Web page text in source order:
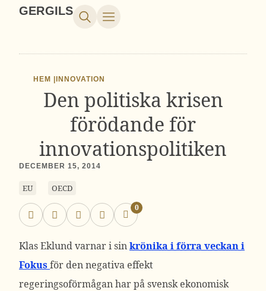
GERGILS
HEM | INNOVATION
Den politiska krisen
förödande för
innovationspolitiken
DECEMBER 15, 2014
EU OECD
0
Klas Eklund varnar i sinkrönika i förra veckan i
Fokusför den negativa effekt
regeringsoförmågan har på svensk ekonomisk